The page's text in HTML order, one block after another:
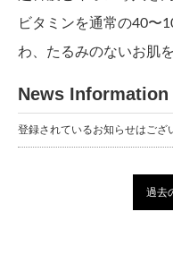
ビタミンを通常の40〜
わ、たるみのないお肌
News Information
登録されているお知らせはござ
過去